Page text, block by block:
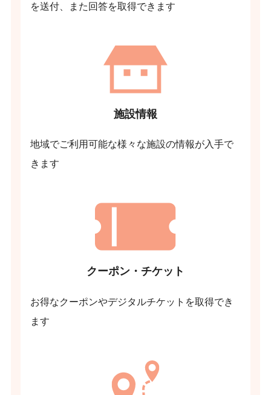
を送付、また回答を取得できます
施設情報
地域でご利用可能な様々な施設の情報が入手で
きます
クーポン・チケット
お得なクーポンやデジタルチケットを取得でき
ます